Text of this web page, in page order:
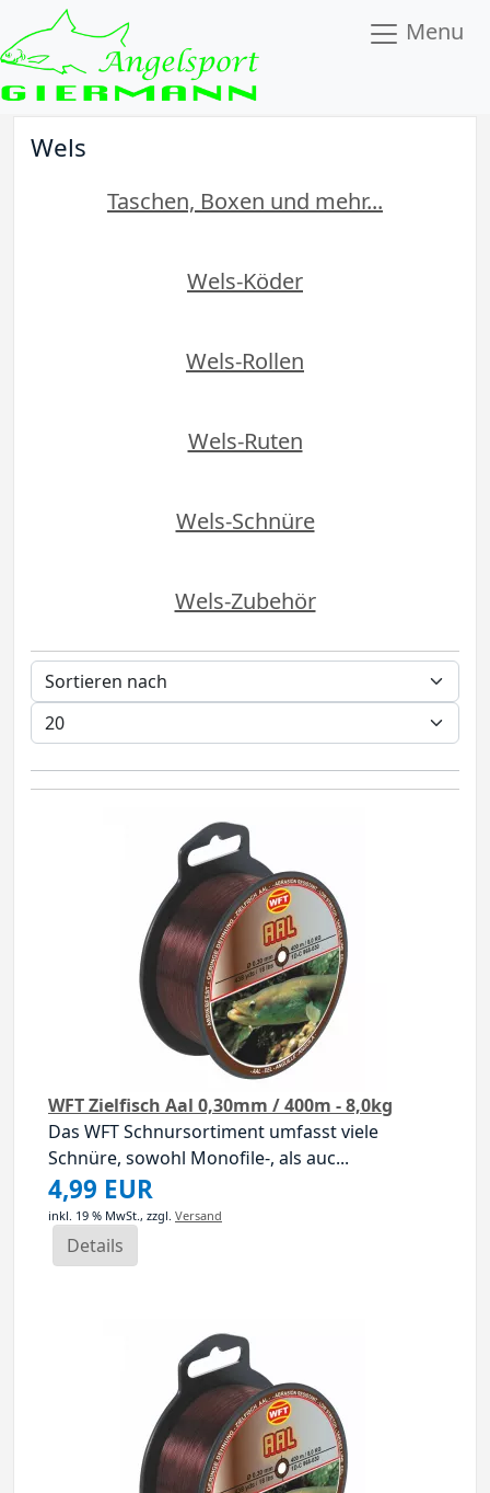
Menu
Wels
Taschen, Boxen und mehr...
Wels-Köder
Wels-Rollen
Wels-Ruten
Wels-Schnüre
Wels-Zubehör
WFT Zielfisch Aal 0,30mm / 400m - 8,0kg
Das WFT Schnursortiment umfasst viele
Schnüre, sowohl Monofile-, als auc...
4,99 EUR
inkl. 19 % MwSt., zzgl. Versand
Details